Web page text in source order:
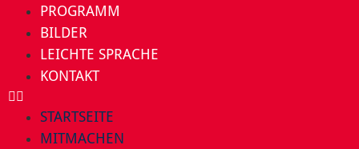
PROGRAMM
BILDER
LEICHTE SPRACHE
KONTAKT
STARTSEITE
MITMACHEN